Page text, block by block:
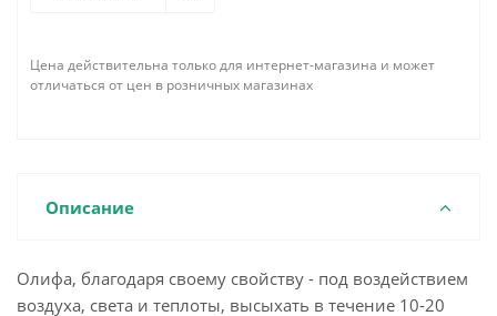
Цена действительна только для интернет-магазина и может
отличаться от цен в розничных магазинах
Описание
Олифа, благодаря своему свойству - под воздействием
воздуха, света и теплоты, высыхать в течение 10-20